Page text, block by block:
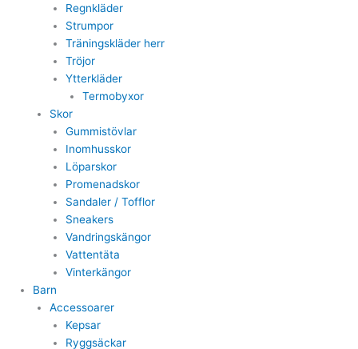
Regnkläder
Strumpor
Träningskläder herr
Tröjor
Ytterkläder
Termobyxor
Skor
Gummistövlar
Inomhusskor
Löparskor
Promenadskor
Sandaler / Tofflor
Sneakers
Vandringskängor
Vattentäta
Vinterkängor
Barn
Accessoarer
Kepsar
Ryggsäckar